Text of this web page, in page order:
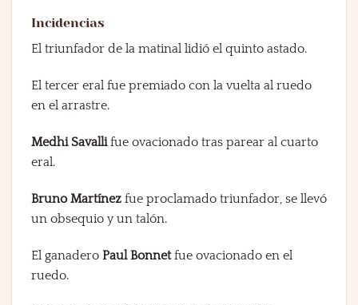
Incidencias
El triunfador de la matinal lidió el quinto astado.
El tercer eral fue premiado con la vuelta al ruedo
en el arrastre.
Medhi Savallifue ovacionado tras parear al cuarto
eral.
Bruno Martínez fue proclamado triunfador, se llevó
un obsequio y un talón.
El ganadero Paul Bonnetfue ovacionado en el
ruedo.